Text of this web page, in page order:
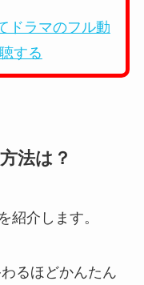
ドラマのフル動
する
法は？
紹介します。
るほどかんたん